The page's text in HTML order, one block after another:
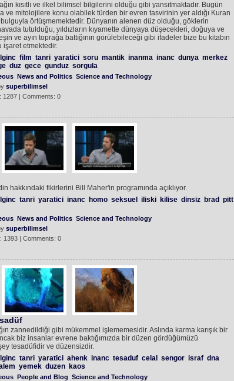
kısıtlı ve ilkel bilimsel bilgilerini olduğu gibi yansıtmaktadır. Bugün
ve mitolojilere konu olabilek türden bir evren tasvirinin yer aldığı Kuran
örtüşmemektedir. Dünyanın alenen düz olduğu, göklerin
tutulduğu, yıldızların kıyamette dünyaya düşecekleri, doğuya ve
ve ayın toprağa battığının görülebileceği gibi ifadeler bize bu kitabın
etmektedir.
film tanri yaratici soru mantik inanma inanc dunya merkez
duz gece gunduz sorgula
News and Politics Science and Technology
superbilimsel
1287 | Comments: 0
hakkındaki fikirlerini Bill Maher'in programında açıklıyor.
tanri yaratici inanc homo seksuel iliski kilise dinsiz brad pitt
News and Politics Science and Technology
superbilimsel
1393 | Comments: 0
zannedildiği gibi mükemmel işlememesidir. Aslında karma karışık bir
biz insanlar evrene baktığımızda bir düzen gördüğümüzü
tesadüfidir ve düzensizdir.
tanri yaratici ahenk inanc tesaduf celal sengor israf dna
yemek duzen kaos
People and Blog Science and Technology